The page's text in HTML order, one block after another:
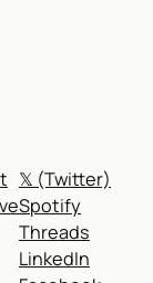
𝕏 (Twitter)
Spotify
Threads
LinkedIn